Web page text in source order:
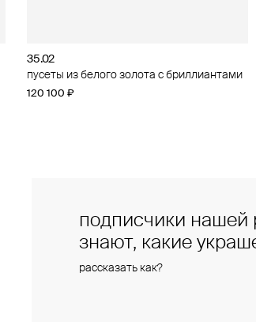
35.02
пусеты из белого золота с бриллиантами
120 100 ₽
35.02
кольцо из белого золота с бриллиантами
202 734 ₽
подписчики нашей
знают, какие
рассказать как?